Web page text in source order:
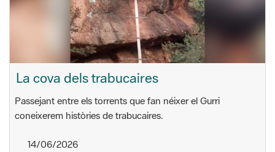
La cova dels trabucaires
Passejant entre els torrents que fan néixer el Gurri
coneixerem històries de trabucaires.
14/06/2026